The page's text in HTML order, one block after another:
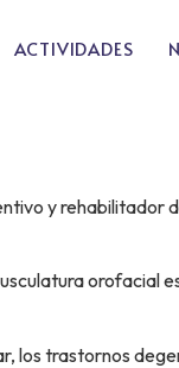
ACTIVIDADES
y rehabilitador
orofacial
los trastornos